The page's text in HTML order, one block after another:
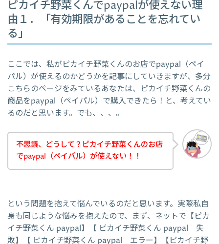
ピカイチ野菜くんでpaypalが使えない理
由１．「有効期限があることを忘れてい
る」
ここでは、私がピカイチ野菜くんのお店でpaypal（ペイ
パル）が使えるのかどうかを記事にしていきますが、多分
こちらのページをみているあなたは、ピカイチ野菜くんの
商品をpaypal（ペイパル）で購入できたら！と、考えてい
るのだと思います。でも、、、。
不思議、どうして？ピカイチ野菜くんのお店
でpaypal（ペイパル）が使えない！！
という問題を抱えて悩んでいるのだと思います。実際私自
身も同じような悩みを抱えたので、まず、ネットで【ピカ
イチ野菜くん paypal】【 ピカイチ野菜くん paypal 失
敗】【 ピカイチ野菜くん paypal エラー】【ピカイチ野